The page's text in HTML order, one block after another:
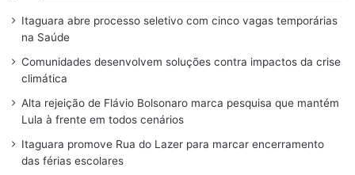
e
b
o
o
k
e
a
d
s
t
a
r
a
m
e
s
y
T
u
e
Itaguara abre processo seletivo com cinco vagas temporárias
na Saúde
Comunidades desenvolvem soluções contra impactos da crise
climática
Alta rejeição de Flávio Bolsonaro marca pesquisa que mantém
Lula à frente em todos cenários
Itaguara promove Rua do Lazer para marcar encerramento
das férias escolares